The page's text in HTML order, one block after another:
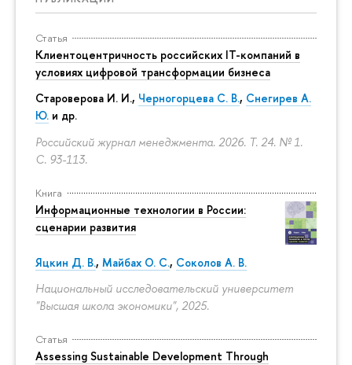
Статья
Клиентоцентричность российских IT-компаний в
условиях цифровой трансформации бизнеса
Староверова И. И., Черногорцева С. В., Снегирев А.
Ю. и др.
Российский журнал менеджмента. 2026. Т. 24. № 1.
С. 93-113.
Книга
Информационные технологии в России:
сценарии развития
Яцкин Д. В., Майбах О. С., Соколов А. В.
Национальный исследовательский университет
"Высшая школа экономики", 2025.
Статья
Assessing Sustainable Development Through